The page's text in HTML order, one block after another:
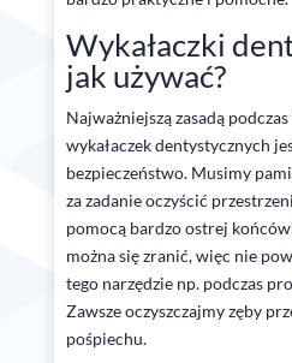
Wykałaczki
jak używać?
Najważniejszą zasadą
wykałaczek dentystycznych
bezpieczeństwo. Musimy
za zadanie oczyścić
pomocą bardzo ostrej
można się zranić, więc nie
tego narzędzie np. podczas
Zawsze oczyszczajmy zęby
pośpiechu.